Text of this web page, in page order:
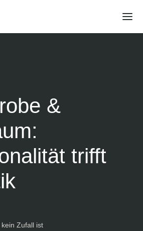
&
trifft
Zufall ist